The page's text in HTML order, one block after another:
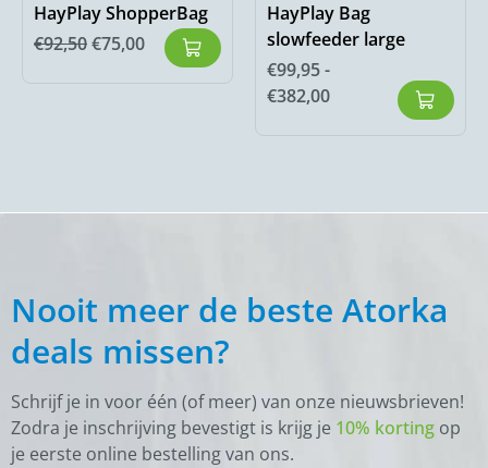
HayPlay ShopperBag
€92,50€75,00
HayPlay Bag
slowfeeder large
€99,95-
€382,00
Nooit meer de beste Atorka
deals missen?
Schrijf je in voor één (of meer) van onze nieuwsbrieven!
Zodra je inschrijving bevestigt is krijg je 10% korting op
je eerste online bestelling van ons.